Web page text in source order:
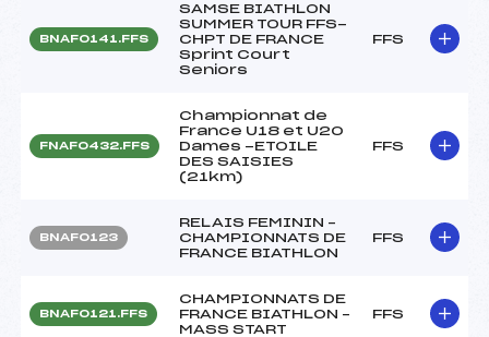
BNAF0141.FFS
SAMSE BIATHLON
SUMMER TOUR FFS-
CHPT DE FRANCE
Sprint Court
Seniors
FFS
FNAF0432.FFS
Championnat de
France U18 et U20
Dames -ETOILE
DES SAISIES
(21km)
FFS
BNAF0123
RELAIS FEMININ –
CHAMPIONNATS DE
FRANCE BIATHLON
FFS
BNAF0121.FFS
CHAMPIONNATS DE
FRANCE BIATHLON –
MASS START
FFS